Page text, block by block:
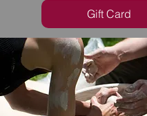
Gift Card